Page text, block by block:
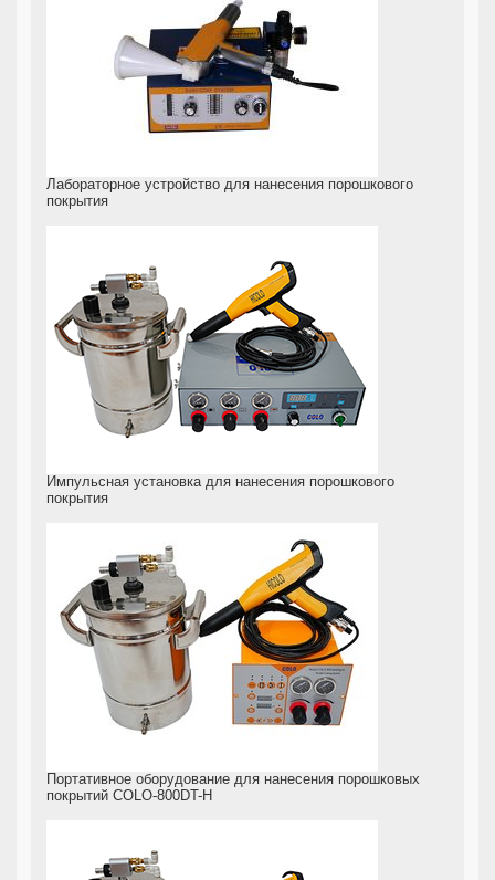
Лабораторное устройство для нанесения порошкового
покрытия
Импульсная установка для нанесения порошкового
покрытия
Портативное оборудование для нанесения порошковых
покрытий COLO-800DT-H